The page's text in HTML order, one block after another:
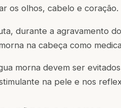
os olhos, cabelo e coração.
durante a agravamento
na cabeça como
morna devem ser
na pele e nos